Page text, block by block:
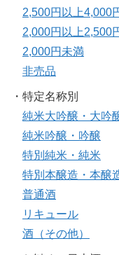
2,500円以上4,000
2,000円以上2,500
2,000円未満
非売品
・特定名称別
純米大吟醸・大吟
純米吟醸・吟醸
特別純米・純米
特別本醸造・本醸
普通酒
リキュール
酒（その他）